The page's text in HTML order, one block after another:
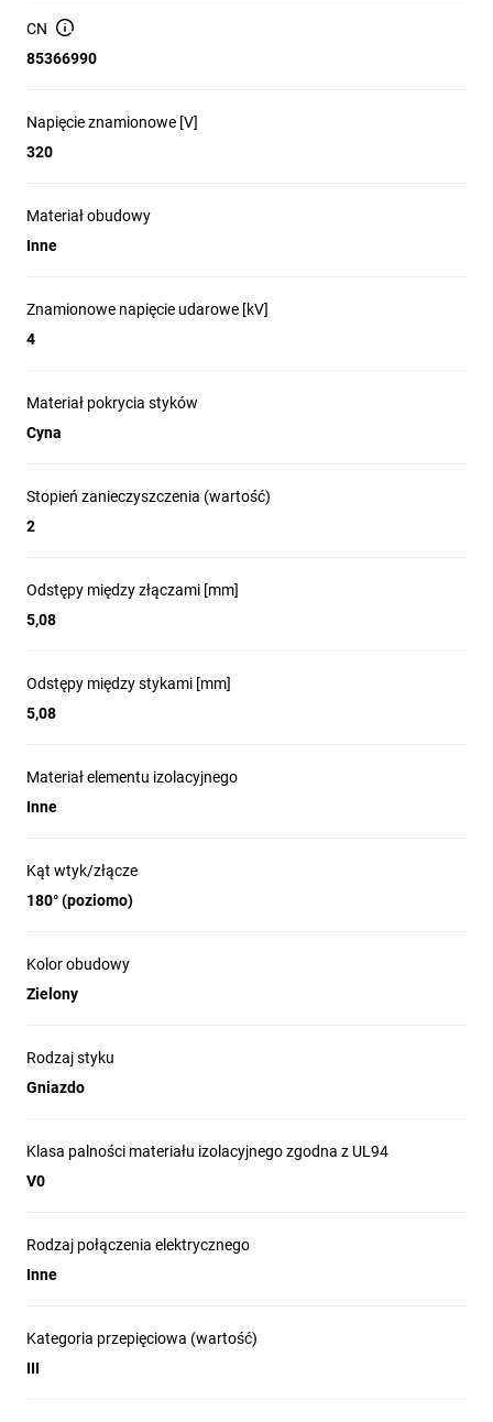
CN
85366990
Napięcie znamionowe [V]
320
Materiał obudowy
Inne
Znamionowe napięcie udarowe [kV]
4
Materiał pokrycia styków
Cyna
Stopień zanieczyszczenia (wartość)
2
Odstępy między złączami [mm]
5,08
Odstępy między stykami [mm]
5,08
Materiał elementu izolacyjnego
Inne
Kąt wtyk/złącze
180° (poziomo)
Kolor obudowy
Zielony
Rodzaj styku
Gniazdo
Klasa palności materiału izolacyjnego zgodna z UL94
V0
Rodzaj połączenia elektrycznego
Inne
Kategoria przepięciowa (wartość)
III